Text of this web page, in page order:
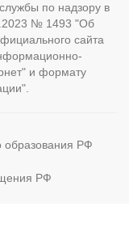
по надзору в
№ 1493 "Об
сайта
и формату
образования РФ
РФ